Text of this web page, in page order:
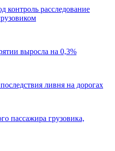
контроль расследование
выросла на 0,3%
ливня на дорогах
пассажира грузовика,